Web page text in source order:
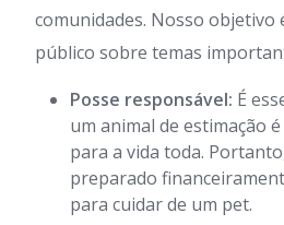
comunidades. Nosso objetivo
público sobre temas
Posse responsável: É
um animal de estimação
para a vida toda.
preparado
para cuidar de um pet.